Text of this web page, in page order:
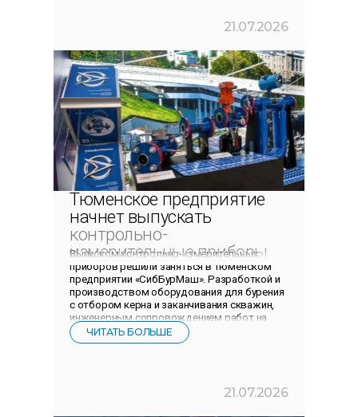
21.07.2026
Тюменское предприятие
начнет выпускать
контрольно-
измерительные приборы
Выпуском контрольно-измерительных
приборов решили заняться в тюменском
предприятии «СибБурМаш». Разработкой и
производством оборудования для бурения
с отбором керна и заканчивания скважин,
инженерным сопровождением работ на
месторождениях компания занималась
более 30
ЧИТАТЬ БОЛЬШЕ
21.07.2026